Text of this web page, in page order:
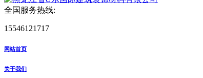
全国服务热线:
15546121717
网站首页
关于我们